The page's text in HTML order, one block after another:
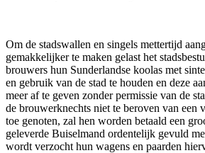
Om de stadswallen en singels mettertijd
gemakkelijker te maken gelast het
brouwers hun Sunderlandse koolas met
en gebruik van de stad te houden en deze
meer af te geven zonder permissie van de
de brouwerknechts niet te beroven van een
toe genoten, zal hen worden betaald een
geleverde Buiselmand ordentelijk gevuld
wordt verzocht hun wagens en paarden